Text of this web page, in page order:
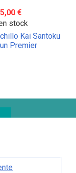
€
stock
Kai Santoku
Premier